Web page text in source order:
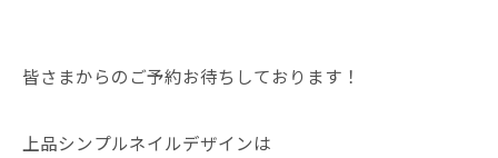
皆さまからのご予約お待ちしております！
上品シンプルネイルデザインは